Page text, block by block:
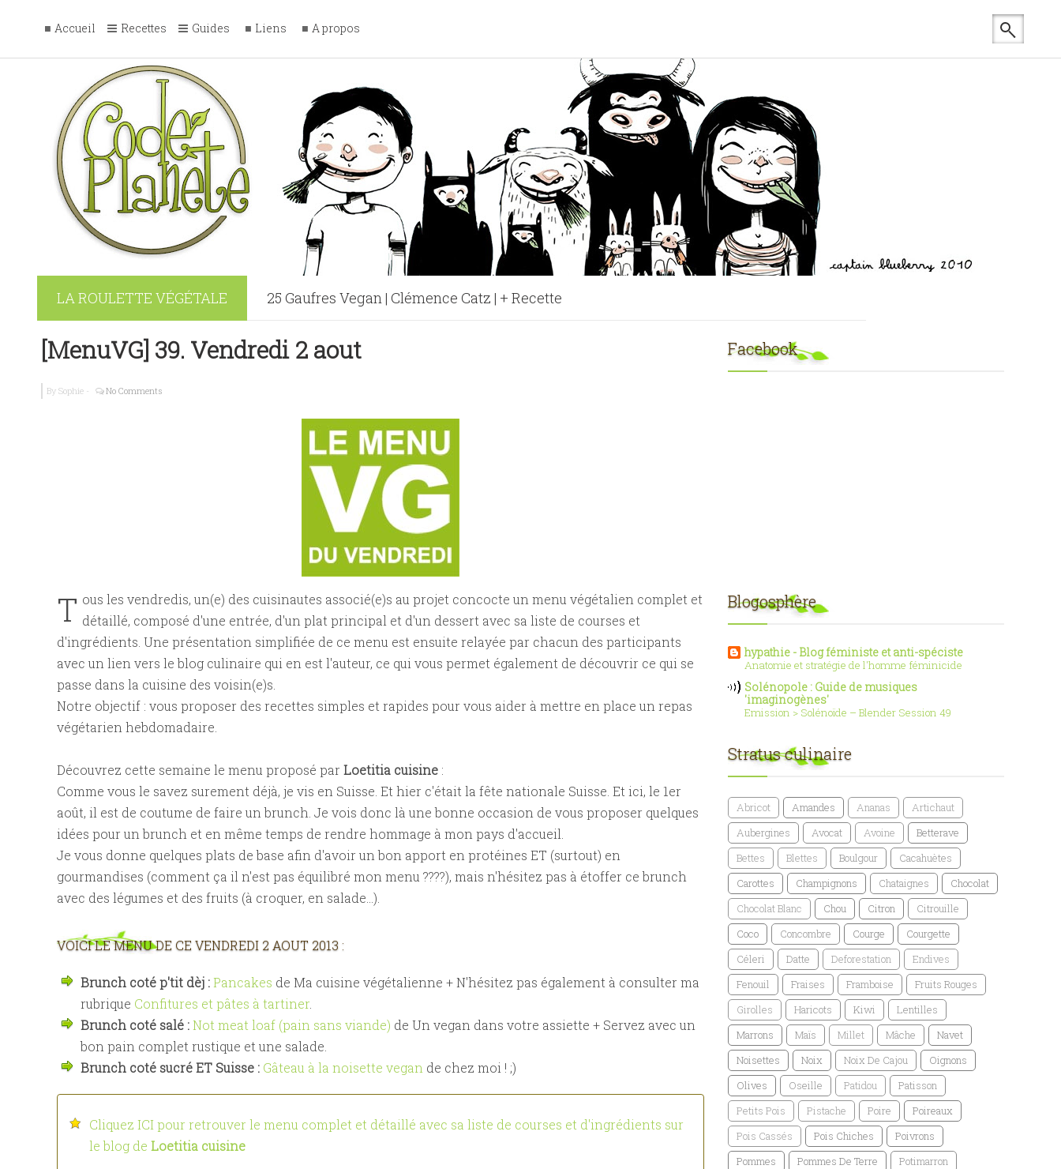
Accueil Recettes Guides Liens A propos
LA ROULETTE VÉGÉTALE 25 Gaufres Vegan | Clémence Catz | + Recette
La France Végétalienne | Léna K & Frédéric Z
Tresse feuilletée aux champignons, tofu fumé et vin blanc
[MenuVG] 39. Vendredi 2 aout
By Sophie - No Comments
T ous les vendredis, un(e) des cuisinautes associé(e)s au projet concocte un menu végétalien complet et
détaillé, composé d'une entrée, d'un plat principal et d'un dessert avec sa liste de courses et
d'ingrédients. Une présentation simplifiée de ce menu est ensuite relayée par chacun des participants
avec un lien vers le blog culinaire qui en est l'auteur, ce qui vous permet également de découvrir ce qui se
passe dans la cuisine des voisin(e)s.
Notre objectif : vous proposer des recettes simples et rapides pour vous aider à mettre en place un repas
végétarien hebdomadaire.
Découvrez cette semaine le menu proposé par Loetitia cuisine :
Comme vous le savez surement déjà, je vis en Suisse. Et hier c'était la fête nationale Suisse. Et ici, le 1er
août, il est de coutume de faire un brunch. Je vois donc là une bonne occasion de vous proposer quelques
idées pour un brunch et en même temps de rendre hommage à mon pays d'accueil.
Je vous donne quelques plats de base afin d'avoir un bon apport en protéines ET (surtout) en
gourmandises (comment ça il n'est pas équilibré mon menu ????), mais n'hésitez pas à étoffer ce brunch
avec des légumes et des fruits (à croquer, en salade...).
VOICI LE MENU DE CE VENDREDI 2 AOUT 2013 :
Brunch coté p'tit dèj :Pancakes de Ma cuisine végétalienne + N'hésitez pas également à consulter ma
rubrique Confitures et pâtes à tartiner
Brunch coté salé :Not meat loaf (pain sans viande) de Un vegan dans votre assiette + Servez avec un
bon pain complet rustique et une salade.
Brunch coté sucré ET Suisse : Gâteau à la noisette vegan de chez moi ! ;)
Cliquez ICI pour retrouver le menu complet et détaillé avec sa liste de courses et d'ingrédients sur
le blog de Loetitia cuisine
Facebook
Blogosphère
hypathie - Blog féministe et anti-spéciste
Anatomie et stratégie de l'homme féminicide
Solénopole : Guide de musiques
'imaginogènes'
Emission > Solénoïde – Blender Session 49
Stratus culinaire
Abricot Amandes Ananas
Artichaut
Aubergines
Avocat Avoine
Betterave
Bettes
Blettes Boulgour
Cacahuètes
Carottes
Champignons Chataignes
Chocolat
Chocolat Blanc
Chou Citron
Citrouille
Coco
Concombre Courge
Courgette
Céleri
Datte Deforestation
Endives
Fenouil
Fraises Framboise
Fruits Rouges
Girolles
Haricots Kiwi
Lentilles
Marrons
Maïs Millet Mâche
Navet
Noisettes
Noix Noix De Cajou
Oignons
Olives
Oseille Patidou
Patisson
Petits Pois
Pistache Poire
Poireaux
Pois Cassés
Pois Chiches
Poivrons
Pommes
Pommes De Terre
Potimarron